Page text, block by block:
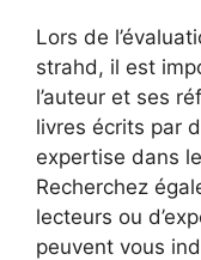
Lors de
strahd, il est
l’auteur et ses
livres écrits par
expertise dans
Recherchez
lecteurs ou
peuvent vous